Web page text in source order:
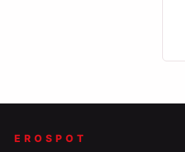
EROSPOT